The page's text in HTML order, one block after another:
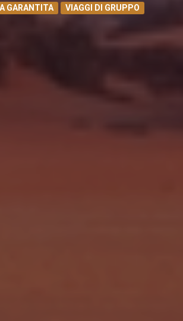
GARANTITA VIAGGI DI GRUPPO